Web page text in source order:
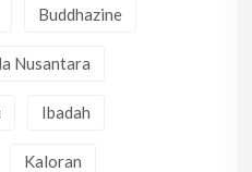
Buddhazine
Nusantara
Ibadah
Kaloran